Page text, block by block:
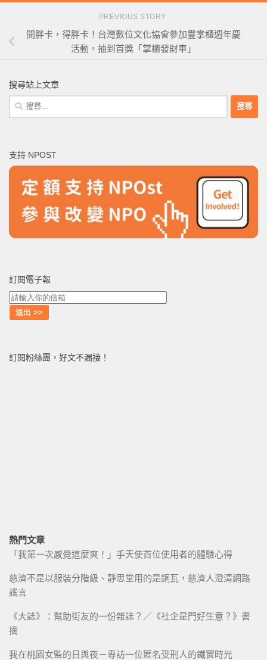
PREVIOUS STORY
開胖卡，得胖卡！台灣數位文化協會參加豐掌櫃週年慶
活動，抽到首獎「掌櫃發財車」
搜尋站上文章
搜
尋
字:
支持 NPOST
訂閱電子報
訂閱粉絲團，好文不漏接！
熱門文章
「我第一次感覺這麼爽！」手天使首位使用者的體驗心得
慈濟不是以服裝分階級、靜思堂用的是銅瓦，慈濟人澄清網路
謠言
《大誌》：幫助街友的一份雜誌？／《社企是門好生意？》書
摘
我在桃園女監的日與夜－專訪一位匿名受刑人的鐵窗時光